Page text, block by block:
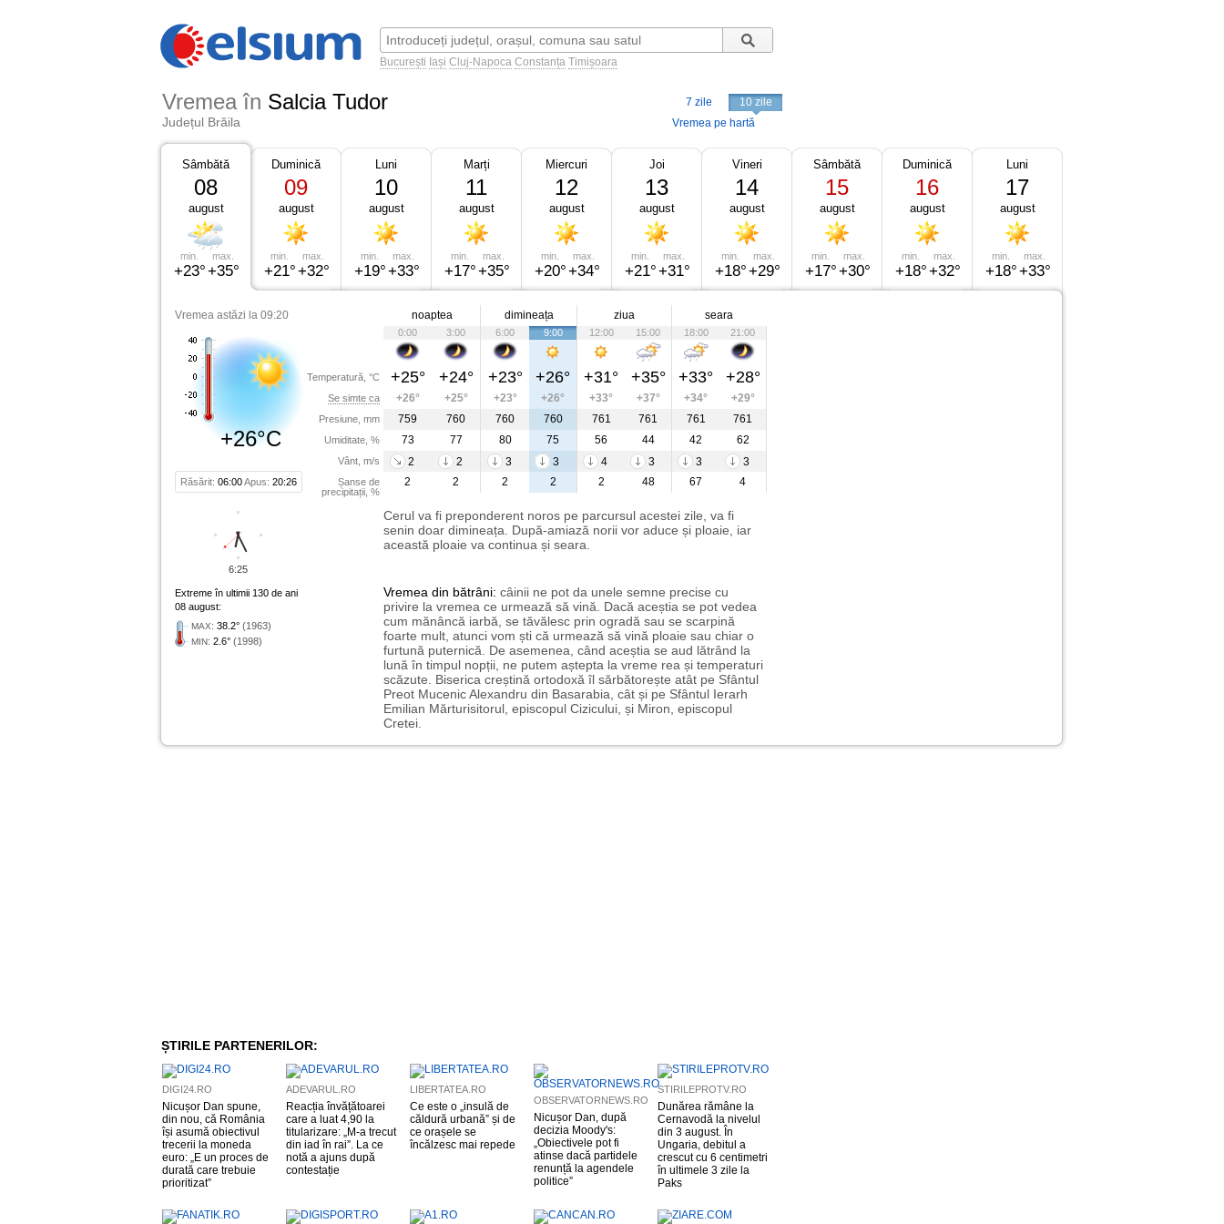
București Iași Cluj-Napoca Constanța Timișoara
Vremea în Salcia Tudor
Județul Brăila
7 zile
10 zile
Vremea pe hartă
Sâmbătă
08
august
min.
+23°
max.
+35°
Duminică
09
august
min.
+21°
max.
+32°
Luni
10
august
min.
+19°
max.
+33°
Marți
11
august
min.
+17°
max.
+35°
Miercuri
12
august
min.
+20°
max.
+34°
Joi
13
august
min.
+21°
max.
+31°
Vineri
14
august
min.
+18°
max.
+29°
Sâmbătă
15
august
min.
+17°
max.
+30°
Duminică
16
august
min.
+18°
max.
+32°
Luni
17
august
min.
+18°
max.
+33°
Vremea astăzi la 09:20
+26°C
Răsărit: 06:00Apus: 20:26
Temperatură, °C
Se simte ca
Presiune, mm
Umiditate, %
Vânt, m/s
Șanse de
precipitații, %
noaptea dimineața ziua seara
0:00 3:00 6:00 9:00 12:00 15:00 18:00 21:00
+25° +24° +23° +26° +31° +35° +33° +28°
+26° +25° +23° +26° +33° +37° +34°
+29°
759
760 760 760 761 761 761
761
73
77 80 75 56 44 42
62
2
2 3 3 4 3 3
3
2
2 2 2 2 48 67 4
Cerul va fi preponderent noros pe parcursul acestei zile, va fi
senin doar dimineața. După-amiază norii vor aduce și ploaie, iar
această ploaie va continua și seara.
Extreme în ultimii 130 de ani
08 august:
MAX: 38.2° (1963)
MIN: 2.6° (1998)
Vremea din bătrâni: câinii ne pot da unele semne precise cu
privire la vremea ce urmează să vină. Dacă aceștia se pot vedea
cum mănâncă iarbă, se tăvălesc prin ogradă sau se scarpină
foarte mult, atunci vom ști că urmează să vină ploaie sau chiar o
furtună puternică. De asemenea, când aceștia se aud lătrând la
lună în timpul nopții, ne putem aștepta la vreme rea și temperaturi
scăzute. Biserica creștină ortodoxă îl sărbătorește atât pe Sfântul
Preot Mucenic Alexandru din Basarabia, cât și pe Sfântul Ierarh
Emilian Mărturisitorul, episcopul Cizicului, și Miron, episcopul
Cretei.
6:25
ȘTIRILE PARTENERILOR:
DIGI24.RO
Nicușor Dan spune,
din nou, că România
își asumă obiectivul
trecerii la moneda
euro: „E un proces de
durată care trebuie
prioritizat”
ADEVARUL.RO
Reacția învățătoarei
care a luat 4,90 la
titularizare: „M-a trecut
din iad în rai”. La ce
notă a ajuns după
contestație
LIBERTATEA.RO
Ce este o „insulă de
căldură urbană” și de
ce orașele se
încălzesc mai repede
OBSERVATORNEWS.RO
Nicușor Dan, după
decizia Moody's:
„Obiectivele pot fi
atinse dacă partidele
renunță la agendele
politice”
STIRILEPROTV.RO
Dunărea rămâne la
Cernavodă la nivelul
din 3 august. În
Ungaria, debitul a
crescut cu 6 centimetri
în ultimele 3 zile la
Paks